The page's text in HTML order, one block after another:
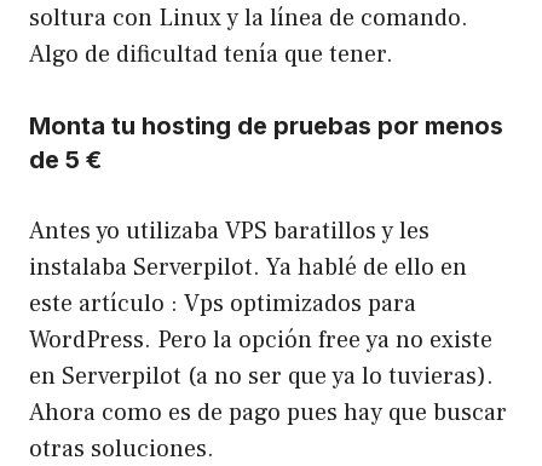
soltura con Linux y la línea de comando.
Algo de dificultad tenía que tener.
Monta tu hosting de pruebas por menos
de 5 €
Antes yo utilizaba VPS baratillos y les
instalaba Serverpilot. Ya hablé de ello en
este artículo : Vps optimizados para
WordPress. Pero la opción free ya no existe
en Serverpilot (a no ser que ya lo tuvieras).
Ahora como es de pago pues hay que buscar
otras soluciones.